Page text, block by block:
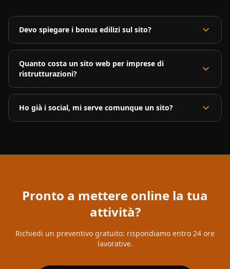
Devo spiegare i bonus edilizi sul sito?
Quanto costa un sito web per imprese di
ristrutturazioni?
Ho già i social, mi serve comunque un sito?
Pronto a mettere online la tua
attività?
Richiedi un preventivo gratuito: rispondiamo entro 24 ore
lavorative.